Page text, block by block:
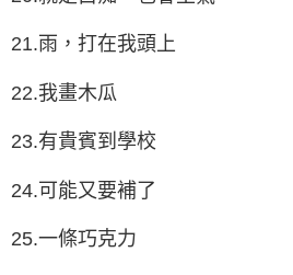
21.雨，打在我頭上
22.我畫木瓜
23.有貴賓到學校
24.可能又要補了
25.一條巧克力